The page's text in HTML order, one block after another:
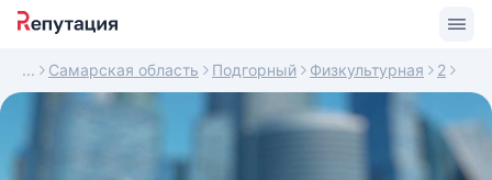
Самарская область Подгорный Физкультурная 2